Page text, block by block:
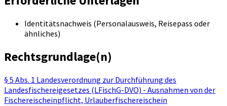
Identitätsnachweis (Personalausweis, Reisepass oder
ähnliches)
Rechtsgrundlage(n)
§ 5 Abs. 1 Landesverordnung zur Durchführung des
Landesfischereigesetzes (LFischG-DVO) - Ausnahmen von der
Fischereischeinpflicht, Urlauberfischereischein